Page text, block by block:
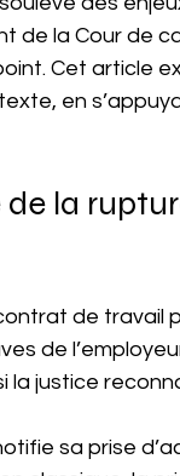
de la Cour de
Cet article
en
de la
de travail
de
justice
sa prise